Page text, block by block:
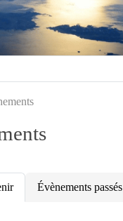
Évènements passés
cookies